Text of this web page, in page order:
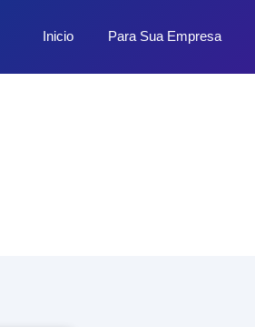
Inicio Para Sua Empresa